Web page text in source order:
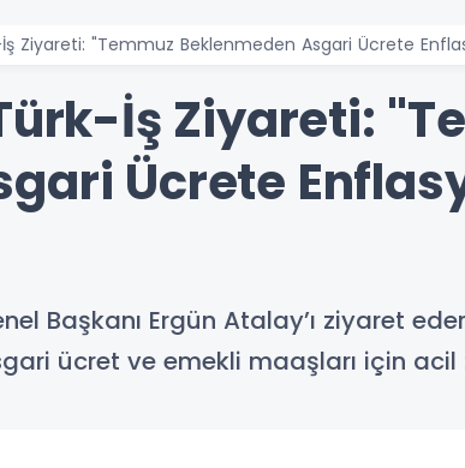
Ziyareti: "Temmuz Beklenmeden Asgari Ücrete
İş Ziyareti:
Ücrete
Başkanı Ergün Atalay’ı ziyaret
ücret ve emekli maaşları için